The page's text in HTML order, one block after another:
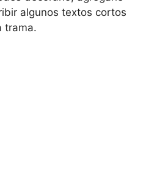
algunos textos cortos
trama.